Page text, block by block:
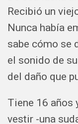
Recibió un
Nunca había
sabe cómo se
el sonido de
del daño que
Tiene 16 años
vestir -una